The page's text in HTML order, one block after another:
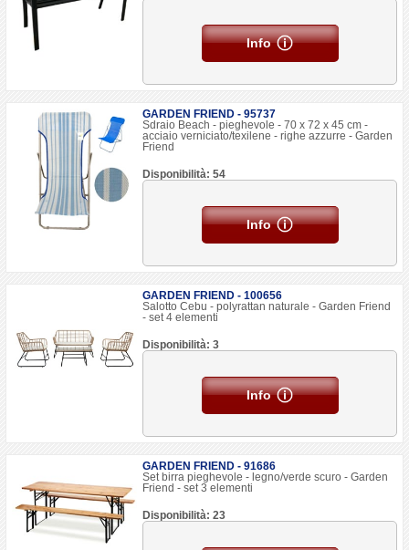
Info
GARDEN FRIEND - 95737
Sdraio Beach - pieghevole - 70 x 72 x 45 cm -
acciaio verniciato/texilene - righe azzurre - Garden
Friend
Disponibilità: 54
Info
GARDEN FRIEND - 100656
Salotto Cebu - polyrattan naturale - Garden Friend
- set 4 elementi
Disponibilità: 3
Info
GARDEN FRIEND - 91686
Set birra pieghevole - legno/verde scuro - Garden
Friend - set 3 elementi
Disponibilità: 23